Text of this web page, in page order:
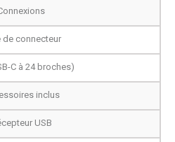
de connecteur
C à 24 broches)
inclus
USB